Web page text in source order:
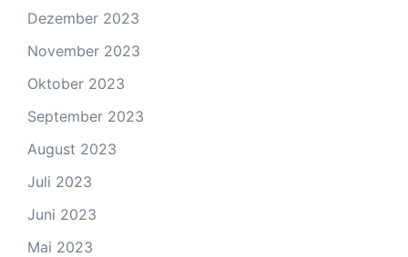
Dezember 2023
November 2023
Oktober 2023
September 2023
August 2023
Juli 2023
Juni 2023
Mai 2023